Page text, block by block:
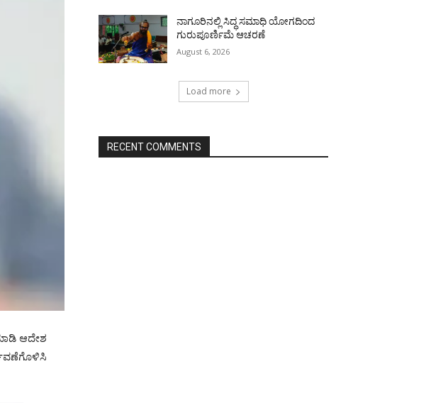
ಆದೇಶ
ನಾಗೂರಿನಲ್ಲಿ ಸಿದ್ಧ ಸಮಾಧಿ ಯೋಗದಿಂದ
ಗುರುಪೂರ್ಣಿಮೆ ಆಚರಣೆ
August 6, 2026
Load more
RECENT COMMENTS